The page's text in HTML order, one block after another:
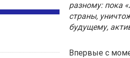
разному: пока
страны,
будущему,
Впервые с